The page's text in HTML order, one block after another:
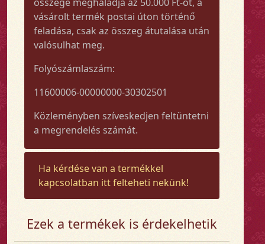
vásárolt termék postai úton történő
feladása, csak az összeg átutalása után
valósulhat meg.
Folyószámlaszám:
11600006-00000000-30302501
Közleményben szíveskedjen feltüntetni
a megrendelés számát.
Ha kérdése van a termékkel
kapcsolatban itt felteheti nekünk!
Ezek a termékek is érdekelhetik